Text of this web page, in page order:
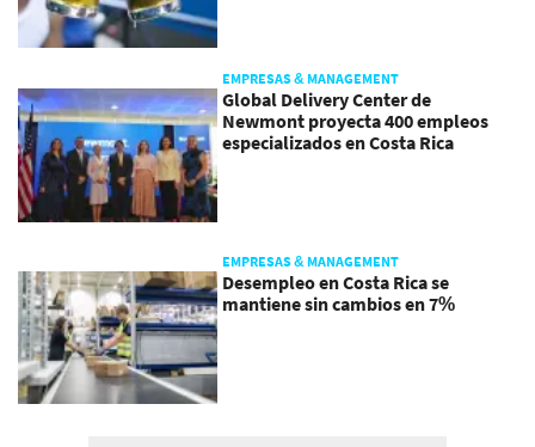
EMPRESAS & MANAGEMENT
Global Delivery Center de
Newmont proyecta 400 empleos
especializados en Costa Rica
EMPRESAS & MANAGEMENT
Desempleo en Costa Rica se
mantiene sin cambios en 7%